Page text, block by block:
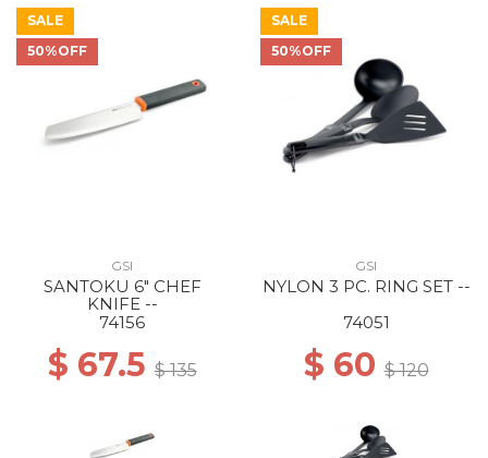
SALE
50%OFF
GSI
SANTOKU 6" CHEF
KNIFE --
74156
$ 67.5$ 135
SALE
50%OFF
GSI
NYLON 3 PC. RING SET --
74051
$ 60$ 120